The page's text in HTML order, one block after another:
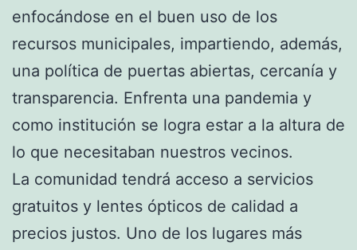
enfocándose en el buen uso de los
recursos municipales, impartiendo, además,
una política de puertas abiertas, cercanía y
transparencia. Enfrenta una pandemia y
como institución se logra estar a la altura de
lo que necesitaban nuestros vecinos.
La comunidad tendrá acceso a servicios
gratuitos y lentes ópticos de calidad a
precios justos. Uno de los lugares más